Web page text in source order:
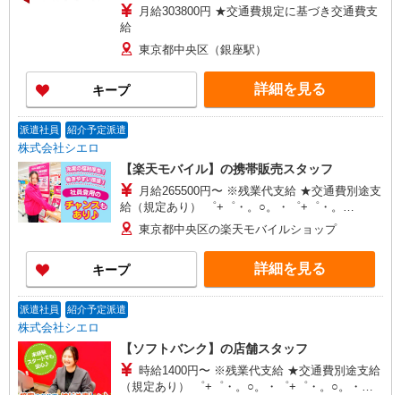
月給303800円 ★交通費規定に基づき交通費支
給
東京都中央区（銀座駅）
キープ 詳細を見る
派遣社員 紹介予定派遣
株式会社シエロ
【楽天モバイル】の携帯販売スタッフ
月給265500円〜 ※残業代支給 ★交通費別途支
給（規定あり） ゜+゜・。○。・゜+゜・。
○。・゜+゜ 入社祝い金10万円支給(規定有) お友達
を紹介頂くと, インセンティブ支給(規定有) ゜・。
○。・゜+゜・。○。・゜+゜
東京都中央区の楽天モバイルショップ
キープ 詳細を見る
派遣社員 紹介予定派遣
株式会社シエロ
【ソフトバンク】の店舗スタッフ
時給1400円〜 ※残業代支給 ★交通費別途支給
（規定あり） ゜+゜・。○。・゜+゜・。○。・゜